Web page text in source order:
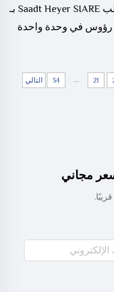
القلب Saadt Heyer SIARE بـ
21
...
34 التالي
مجاني